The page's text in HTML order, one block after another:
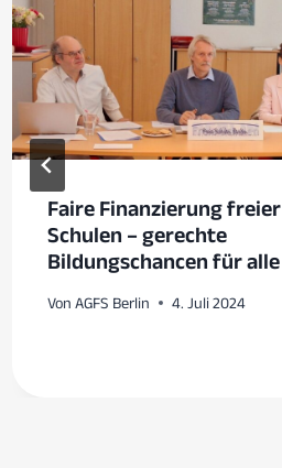
Faire Finanzierung freier
Schulen – gerechte
Bildungschancen für alle
Von AGFS Berlin 4. Juli 2024